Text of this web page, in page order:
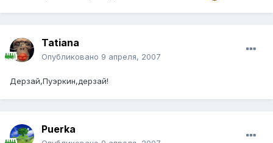
Tatiana
Опубликовано 9 апреля, 2007
Дерзай,Пуэркин,дерзай!
Puerka